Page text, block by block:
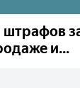
и...